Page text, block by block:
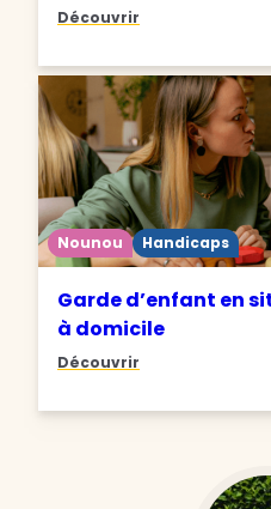
Découvrir
Nounou Handicaps
Garde d’enfant en
à domicile
Découvrir